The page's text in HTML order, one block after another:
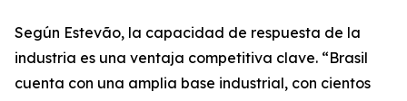
Según Estevão, la capacidad de respuesta de la
industria es una ventaja competitiva clave. “Brasil
cuenta con una amplia base industrial, con cientos